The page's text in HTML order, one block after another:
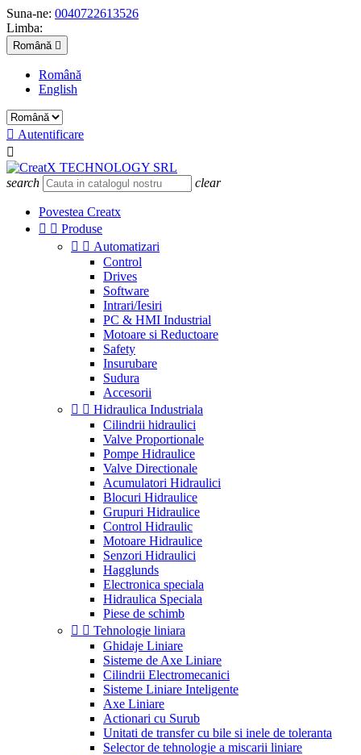
Suna-ne: 0040722613526
Limba:
Română 
Română
English
 Autentificare

search clear
Povestea Creatx
  Produse
  Automatizari
Control
Drives
Software
Intrari/Iesiri
PC & HMI Industrial
Motoare si Reductoare
Safety
Insurubare
Sudura
Accesorii
  Hidraulica Industriala
Cilindrii hidraulici
Valve Proportionale
Pompe Hidraulice
Valve Directionale
Acumulatori Hidraulici
Blocuri Hidraulice
Grupuri Hidraulice
Control Hidraulic
Motoare Hidraulice
Senzori Hidraulici
Hagglunds
Electronica speciala
Hidraulica Speciala
Piese de schimb
  Tehnologie liniara
Ghidaje Liniare
Sisteme de Axe Liniare
Cilindrii Electromecanici
Sisteme Liniare Inteligente
Axe Liniare
Actionari cu Surub
Unitati de transfer cu bile si inele de toleranta
Selector de tehnologie a miscarii liniare